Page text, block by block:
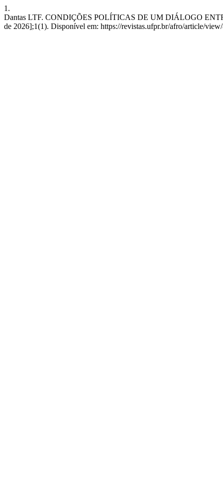
1.
Dantas LTF. CONDIÇÕES POLÍTICAS DE UM DIÁLOGO
de 2026];1(1). Disponível em: https://revistas.ufpr.br/afro/article/